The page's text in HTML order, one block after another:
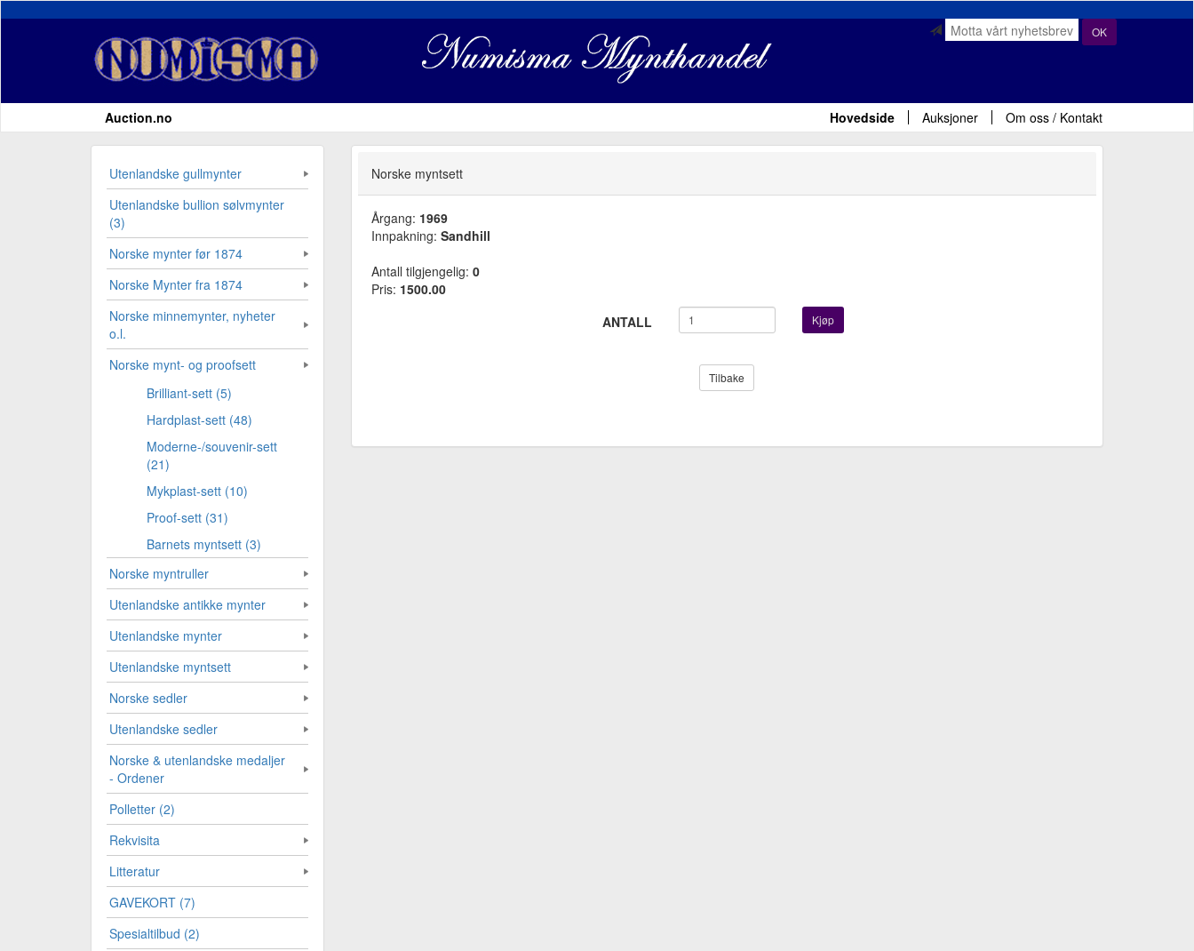
OK
Auction.no Hovedside Auksjoner Om oss / Kontakt
Utenlandske gullmynter
Utenlandske bullion sølvmynter
(3)
Norske mynter før 1874
Norske Mynter fra 1874
Norske minnemynter, nyheter
o.l.
Norske mynt- og proofsett
Brilliant-sett (5)
Hardplast-sett (48)
Moderne-/souvenir-sett
(21)
Mykplast-sett (10)
Proof-sett (31)
Barnets myntsett (3)
Norske myntruller
Utenlandske antikke mynter
Utenlandske mynter
Utenlandske myntsett
Norske sedler
Utenlandske sedler
Norske & utenlandske medaljer
- Ordener
Polletter (2)
Rekvisita
Litteratur
GAVEKORT (7)
Spesialtilbud (2)
Norske myntsett
Årgang: 1969
Innpakning: Sandhill
Antall tilgjengelig: 0
Pris: 1500.00
ANTALL
Kjøp
Tilbake